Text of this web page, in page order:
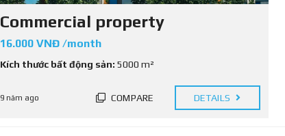
Commercial property
16.000 VNĐ /month
Kích thước bất động sản: 5000 m²
9 năm ago COMPARE DETAILS